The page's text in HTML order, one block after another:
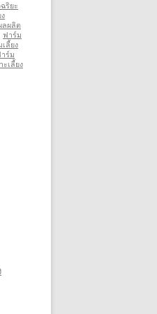
ริยะ
ลผลิต
ฟาร์ม
ลี้ยง
ร์ม
ะเลี้ยง